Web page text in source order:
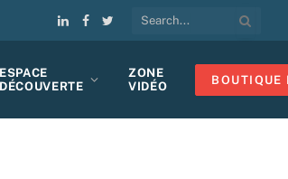
LinkedIn
Facebook
Twitter
ESPACE
DÉCOUVERTE
ZONE
VIDÉO
BOUTIQUE